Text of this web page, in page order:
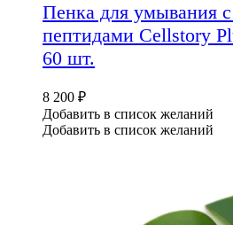
Пенка для умывания
пептидами Cellstory
60 шт.
8 200 ₽
Добавить в список желаний
Добавить в список желаний